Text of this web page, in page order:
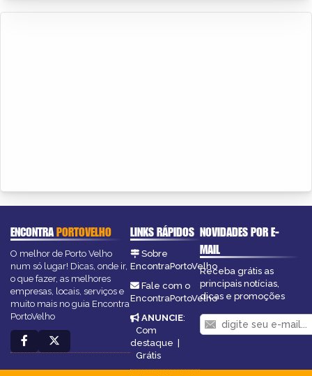
ENCONTRAPORTOVELHO
O melhor de Porto Velho
num só lugar! Dicas, onde ir,
o que fazer, as melhores
empresas, locais, serviços e
muito mais no guia Encontra
PortoVelho
LINKS RÁPIDOS
Sobre
EncontraPortoVelho
Fale com o
EncontraPortoVelho
ANUNCIE:
Com
destaque |
Grátis
NOVIDADES POR E-
MAIL
Receba grátis as
principais notícias,
dicas e promoções